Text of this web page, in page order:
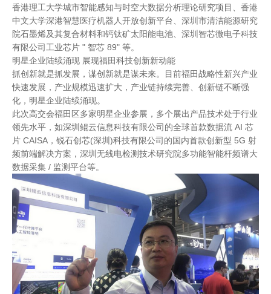
香港理工大学城市智能感知与时空大数据分析理论研究项目、香港
中文大学深港智慧医疗机器人开放创新平台、深圳市清洁能源研究
院石墨烯及其复合材料和钙钛矿太阳能电池、深圳智芯微电子科技
有限公司工业芯片 " 智芯 89" 等。
明星企业陆续涌现 展现福田科技创新新动能
抓创新就是抓发展，谋创新就是谋未来。目前福田战略性新兴产业
快速发展，产业规模迅速扩大，产业链持续完善、创新链不断强
化，明星企业陆续涌现。
此次高交会福田区多家明星企业参展，多个展出产品技术处于行业
领先水平，如深圳鲲云信息科技有限公司的全球首款数据流 AI 芯
片 CAISA，锐石创芯(深圳)科技有限公司的国内首款创新型 5G 射
频前端解决方案，深圳无线电检测技术研究院多功能智能杆频谱大
数据采集 / 监测平台等。